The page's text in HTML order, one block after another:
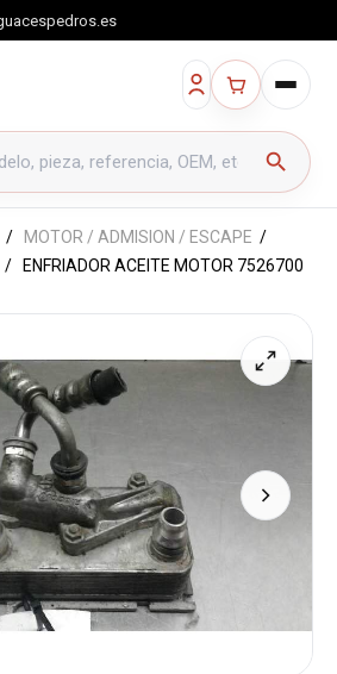
search
MOTOR / ADMISION / ESCAPE
ENFRIADOR ACEITE MOTOR 7526700